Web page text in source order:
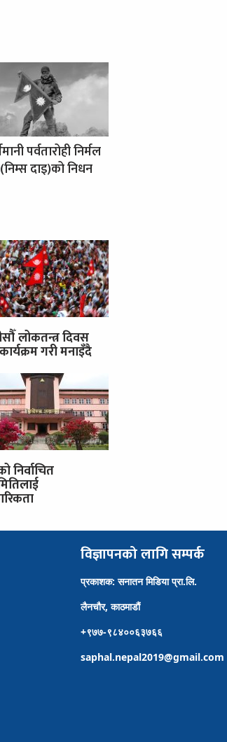
पर्वतारोही निर्मल
दाइ)को निधन
लोकतन्त्र दिवस
गरी मनाइँदै
निर्वाचित
विज्ञापनको लागि सम्पर्क
प्रकाशक: सनातन मिडिया प्रा.लि.
लैनचौर, काठमाडौं
+९७७-९८४००६३७६६
saphal.nepal2019@gmail.com